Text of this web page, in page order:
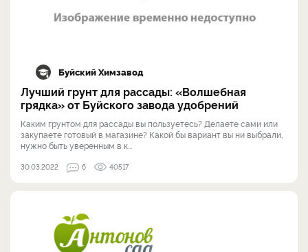
Буйский Химзавод
Лучший грунт для рассады: «Волшебная
грядка» от Буйского завода удобрений
Каким грунтом для рассады вы пользуетесь? Делаете сами или
закупаете готовый в магазине? Какой бы вариант вы ни выбрали,
нужно быть уверенным в к...
30.03.2022 6 40517